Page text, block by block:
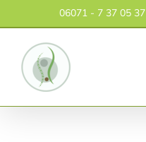
Inhalt
springen
06071 - 7 37 05 37